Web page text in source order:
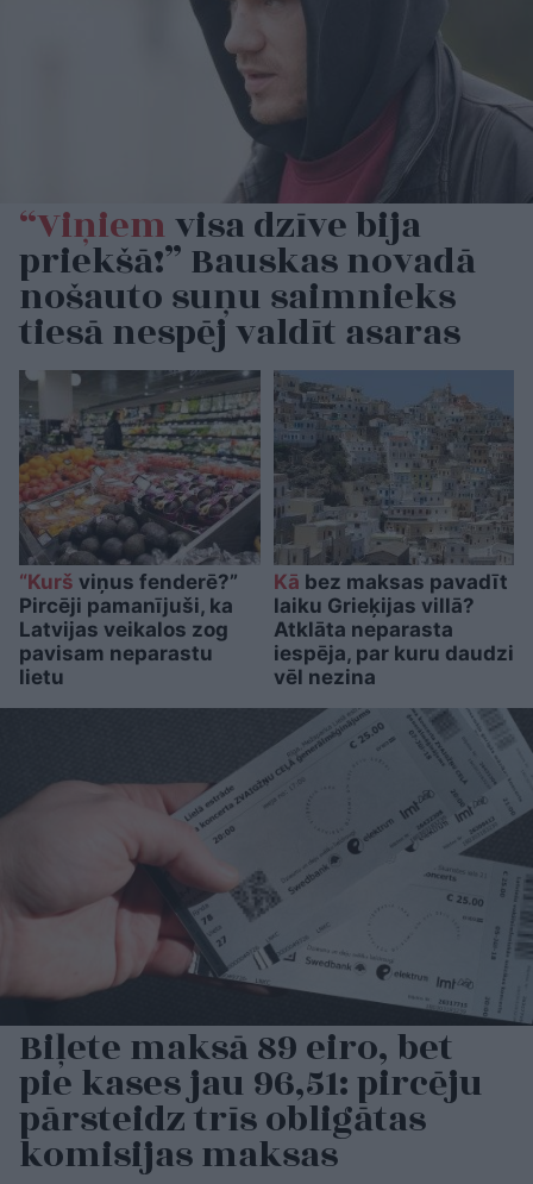
“Viņiemvisa dzīve bija
priekšā!” Bauskas novadā
nošauto suņu saimnieks
tiesā nespēj valdīt asaras
“Kurš viņus fenderē?”
Pircēji pamanījuši, ka
Latvijas veikalos zog
pavisam neparastu
lietu
Kā bez maksas pavadīt
laiku Grieķijas villā?
Atklāta neparasta
iespēja, par kuru daudzi
vēl nezina
Biļete maksā 89 eiro, bet
pie kases jau 96,51: pircēju
pārsteidz trīs obligātas
komisijas maksas